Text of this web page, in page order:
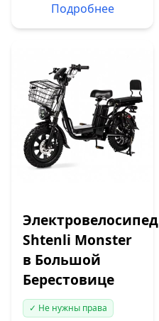
Подробнее
Электровелосипед
Shtenli Monster
в Большой
Берестовице
✓ Не нужны права